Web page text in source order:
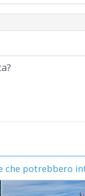
che potrebbero